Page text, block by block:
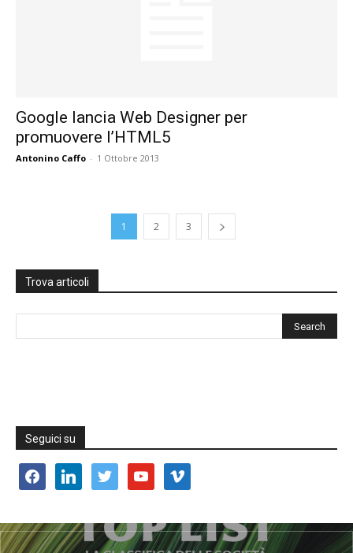
Google lancia Web Designer per
promuovere l’HTML5
Antonino Caffo - 1 Ottobre 2013
1 2 3
Trova articoli
Seguici su
facebooklinkedin twitter youtube vimeo